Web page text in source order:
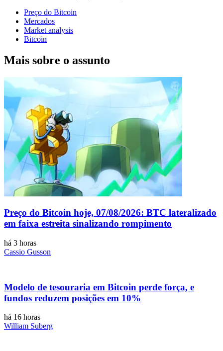
Preço do Bitcoin
Mercados
Market analysis
Bitcoin
Mais sobre o assunto
Preço do Bitcoin hoje, 07/08/2026: BTC lateralizado
em faixa estreita sinalizando rompimento
há 3 horas
Cassio Gusson
Modelo de tesouraria em Bitcoin perde força, e
fundos reduzem posições em 10%
há 16 horas
William Suberg